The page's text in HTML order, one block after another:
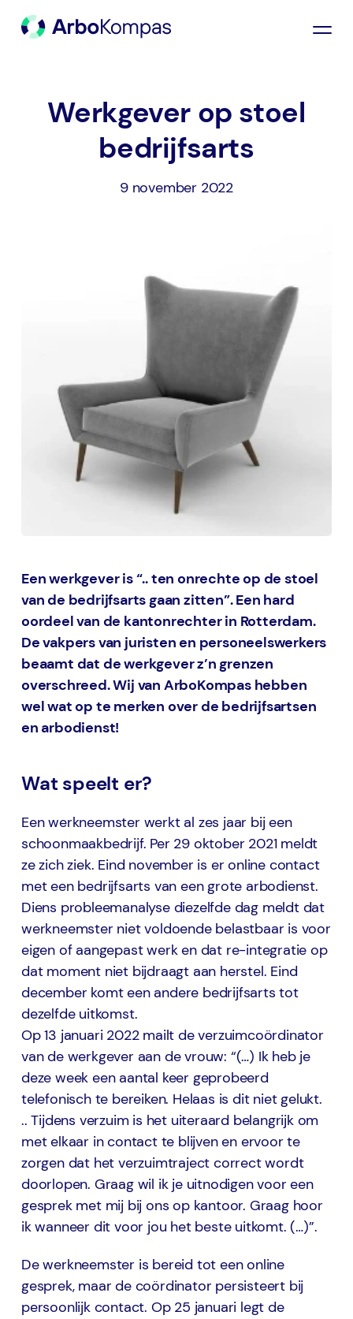
Werkgever op stoel
bedrijfsarts
9 november 2022
Een werkgever is “.. ten onrechte op de stoel
van de bedrijfsarts gaan zitten”. Een hard
oordeel van de kantonrechter in Rotterdam.
De vakpers van juristen en personeelswerkers
beaamt dat de werkgever z’n grenzen
overschreed. Wij van ArboKompas hebben
wel wat op te merken over de bedrijfsartsen
en arbodienst!
Wat speelt er?
Een werkneemster werkt al zes jaar bij een
schoonmaakbedrijf. Per 29 oktober 2021 meldt
ze zich ziek. Eind november is er online contact
met een bedrijfsarts van een grote arbodienst.
Diens probleemanalyse diezelfde dag meldt dat
werkneemster niet voldoende belastbaar is voor
eigen of aangepast werk en dat re-integratie op
dat moment niet bijdraagt aan herstel. Eind
december komt een andere bedrijfsarts tot
dezelfde uitkomst.
Op 13 januari 2022 mailt de verzuimcoördinator
van de werkgever aan de vrouw: “(…) Ik heb je
deze week een aantal keer geprobeerd
telefonisch te bereiken. Helaas is dit niet gelukt.
.. Tijdens verzuim is het uiteraard belangrijk om
met elkaar in contact te blijven en ervoor te
zorgen dat het verzuimtraject correct wordt
doorlopen. Graag wil ik je uitnodigen voor een
gesprek met mij bij ons op kantoor. Graag hoor
ik wanneer dit voor jou het beste uitkomt. (…)”.
De werkneemster is bereid tot een online
gesprek, maar de coördinator persisteert bij
persoonlijk contact. Op 25 januari legt de